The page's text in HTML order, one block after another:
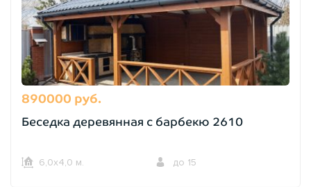
890000 руб.
Беседка деревянная с барбекю 2610
6,0х4,0 м. до 15